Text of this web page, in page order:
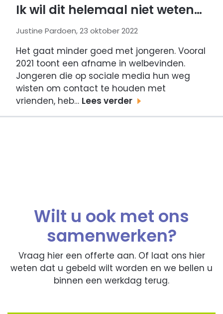
Ik wil dit helemaal niet weten…
Justine Pardoen, 23 oktober 2022
Het gaat minder goed met jongeren. Vooral
2021 toont een afname in welbevinden.
Jongeren die op sociale media hun weg
wisten om contact te houden met
vrienden, heb… Lees verder
Wilt u ook met ons
samenwerken?
Vraag hier een offerte aan. Of laat ons hier
weten dat u gebeld wilt worden en we bellen u
binnen een werkdag terug.